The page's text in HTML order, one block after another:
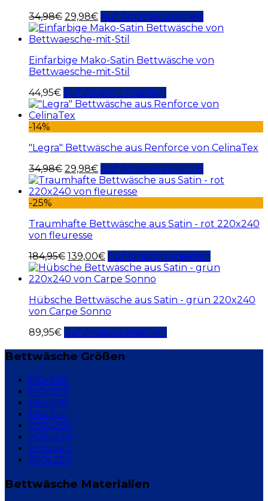
34,98€ 29,98€ Auf Amazon ansehen
Einfarbige Mako-Satin Bettwäsche von
Bettwaesche-mit-Stil
44,95€ Auf Amazon ansehen
-14%
"Legra" Bettwäsche aus Renforce von CelinaTex
34,98€ 29,98€ Auf Amazon ansehen
-25%
Traumhafte Bettwäsche aus Satin - rot 220x240
von fleuresse
184,95€ 139,00€ Auf Amazon ansehen
Hübsche Bettwäsche aus Satin - grün 220x240
von Carpe Sonno
89,95€ Auf Amazon ansehen
Bettwäsche Größen
135x200
140x200
155x200
155x220
200x200
200x220
220x240
240x220
Bettwäsche Materialien